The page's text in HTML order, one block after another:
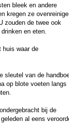
bleek en andere
kregen ze
zouden de twee ook
en eten.
huis waar de
sleutel van de
op blote voeten langs
bij de
al eens